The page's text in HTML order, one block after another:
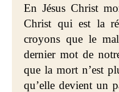
En Jésus Christ
Christ qui est la
croyons que le
dernier mot de
que la mort n’est
qu’elle devient un